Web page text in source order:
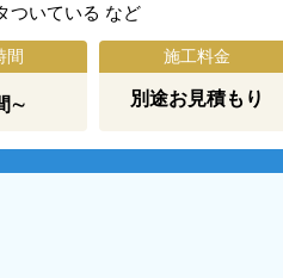
ついている など
間
∼
施工料金
別途お見積もり